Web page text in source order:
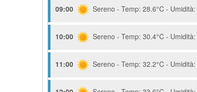
09:00 Sereno - Temp: 28.6°C -
10:00 Sereno - Temp: 30.4°C -
11:00 Sereno - Temp: 32.2°C -